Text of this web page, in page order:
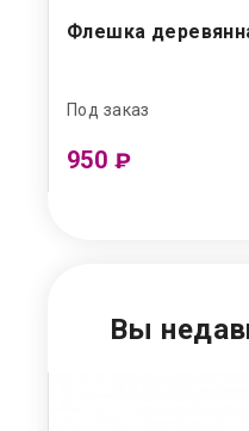
Флешка
Под заказ
950 ₽
Вы